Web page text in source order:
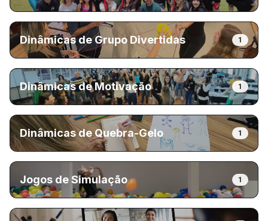
Dinâmicas de Grupo Divertidas 1
Dinâmicas de Motivação 1
Dinâmicas de Quebra-Gelo 1
Jogos de Simulação 1